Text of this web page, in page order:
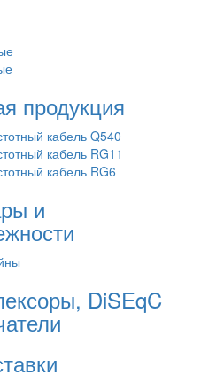
продукция
кабель Q540
кабель RG11
кабель RG6
и
DiSEqC